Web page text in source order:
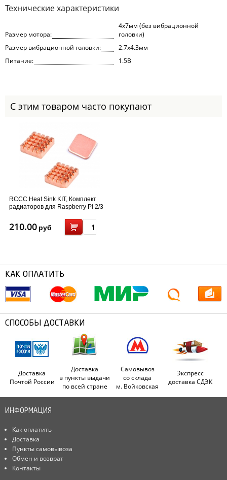
Технические характеристики
Размер мотора:
4х7мм (без вибрационной
головки)
Размер вибрационной головки:
2.7х4.3мм
Питание:
1.5В
С этим товаром часто покупают
RCCC Heat Sink KIT, Комплект
радиаторов для Raspberry Pi 2/3
210.00 руб
КАК ОПЛАТИТЬ
СПОСОБЫ ДОСТАВКИ
Доставка
Почтой России
Доставка
в пункты выдачи
по всей стране
Самовывоз
со склада
м. Войковская
Экспресс
доставка СДЭК
ИНФОРМАЦИЯ
Как оплатить
Доставка
Пункты самовывоза
Обмен и возврат
Контакты